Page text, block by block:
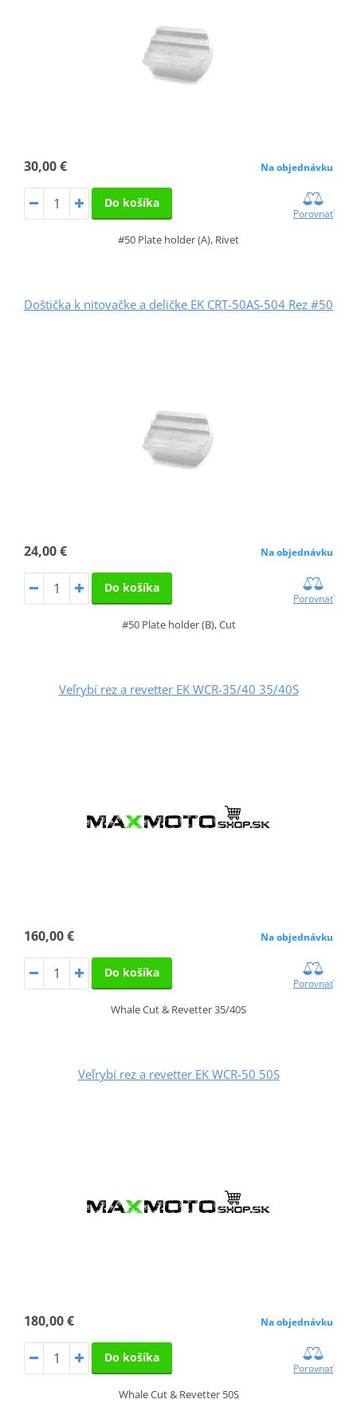
30,00 € Na objednávku
Do košíka
Porovnať
#50 Plate holder (A), Rivet
Doštička k nitovačke a deličke EK CRT-50AS-504 Rez #50
24,00 € Na objednávku
Do košíka
Porovnať
#50 Plate holder (B), Cut
Veľrybí rez a revetter EK WCR-35/40 35/40S
160,00 € Na objednávku
Do košíka
Porovnať
Whale Cut & Revetter 35/40S
Veľrybí rez a revetter EK WCR-50 50S
180,00 € Na objednávku
Do košíka
Porovnať
Whale Cut & Revetter 50S